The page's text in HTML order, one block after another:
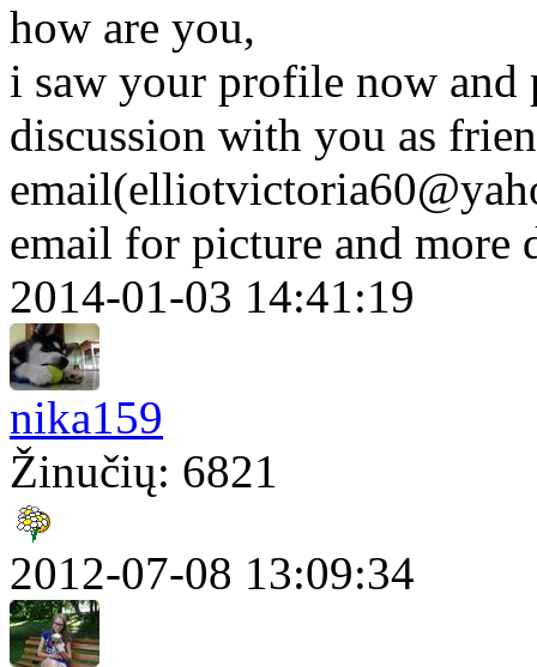
how are you,
i saw your profile now and
discussion with you as
email for picture and more
2014-01-03 14:41:19
nika159
Žinučių: 6821
2012-07-08 13:09:34